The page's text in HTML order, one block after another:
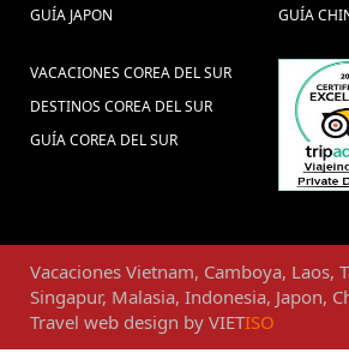
GUÍA JAPON
GUÍA
VACACIONES COREA DEL SUR
DESTINOS COREA DEL SUR
GUÍA COREA DEL SUR
Vacaciones Vietnam, Camboya, Laos,
Singapur, Malasia, Indonesia, Japon,
Travel web design by VIETISO